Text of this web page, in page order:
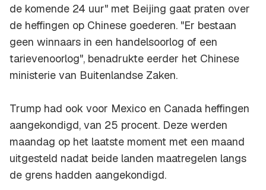
de komende 24 uur" met Beijing gaat praten over
de heffingen op Chinese goederen. "Er bestaan
geen winnaars in een handelsoorlog of een
tarievenoorlog", benadrukte eerder het Chinese
ministerie van Buitenlandse Zaken.
Trump had ook voor Mexico en Canada heffingen
aangekondigd, van 25 procent. Deze werden
maandag op het laatste moment met een maand
uitgesteld nadat beide landen maatregelen langs
de grens hadden aangekondigd.